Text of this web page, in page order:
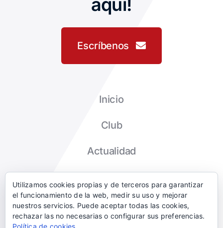
Escríbenos
Inicio
Club
Actualidad
Contacto
Utilizamos cookies propias y de terceros para garantizar
el funcionamiento de la web, medir su uso y mejorar
nuestros servicios. Puede aceptar todas las cookies,
rechazar las no necesarias o configurar sus preferencias.
Política de cookies